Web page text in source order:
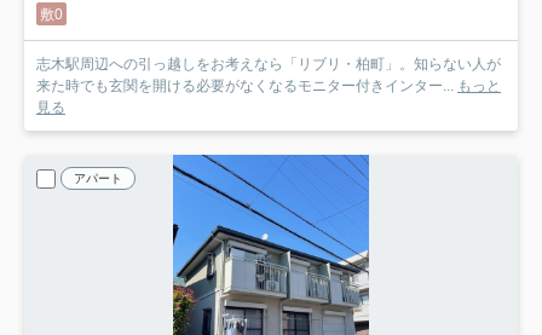
敷0
志木駅周辺への引っ越しをお考えなら「リブリ・柏町」。知らない人が
来た時でも玄関を開ける必要がなくなるモニター付きインター... もっと
見る
アパート